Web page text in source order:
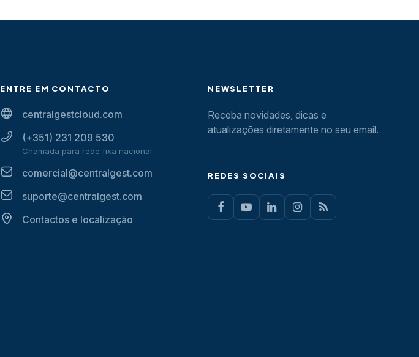
ENTRE EM CONTACTO
centralgestcloud.com
(+351) 231 209 530
Chamada para rede fixa nacional
comercial@centralgest.com
suporte@centralgest.com
Contactos e localização
NEWSLETTER
Receba novidades, dicas e
atualizações diretamente no seu email.
REDES SOCIAIS